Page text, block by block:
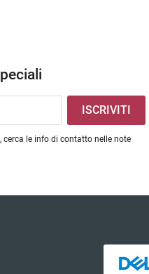
le info di contatto nelle note